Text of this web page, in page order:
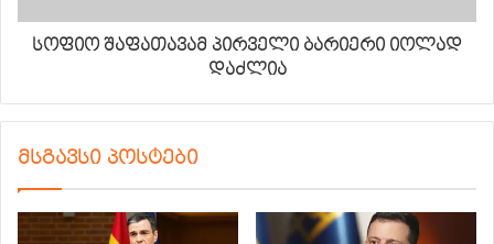
სოფიო შაფათავამ პირველი ბარიერი იოლად
დაძლია
მსგავსი პოსტები